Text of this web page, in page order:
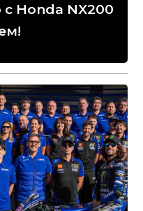
Honda NX200